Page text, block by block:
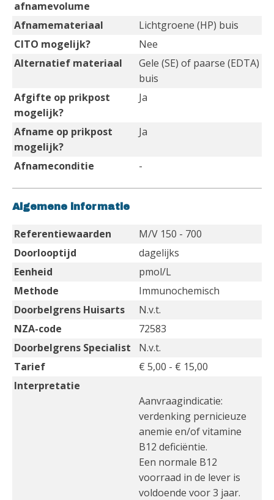
afnamevolume
Afnamemateriaal
Lichtgroene (HP) buis
CITO mogelijk?
Nee
Alternatief materiaal
Gele (SE) of paarse (EDTA)
buis
Afgifte op prikpost
mogelijk?
Ja
Afname op prikpost
mogelijk?
Ja
Afnameconditie -
Algemene informatie
Referentiewaarden
M/V 150 - 700
Doorlooptijd
dagelijks
Eenheid
pmol/L
Methode
Immunochemisch
Doorbelgrens Huisarts
N.v.t.
NZA-code
72583
Doorbelgrens Specialist
N.v.t.
Tarief
€ 5,00 - € 15,00
Interpretatie
Aanvraagindicatie:
verdenking pernicieuze
anemie en/of vitamine
B12 deficiëntie.
Een normale B12
voorraad in de lever is
voldoende voor 3 jaar.